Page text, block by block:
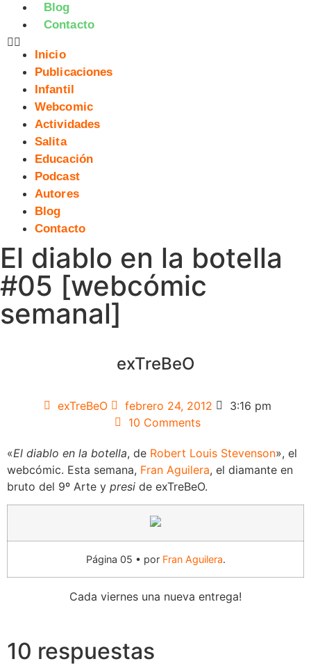
Blog
Contacto
Inicio
Publicaciones
Infantil
Webcomic
Actividades
Salita
Educación
Podcast
Autores
Blog
Contacto
El diablo en la botella
#05 [webcómic
semanal]
exTreBeO
exTreBeO febrero 24, 2012
3:16 pm
10 Comments
«El diablo en la botella, de Robert Louis Stevenson», el
webcómic. Esta semana, Fran Aguilera, el diamante en
bruto del 9º Arte y presi de exTreBeO.
Página 05 • por Fran Aguilera.
Cada viernes una nueva entrega!
10 respuestas